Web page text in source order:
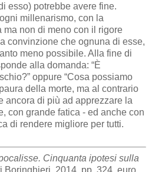
esso) potrebbe avere fine.
millenarismo, con la
ma non di meno con il rigore
convinzione che ognuna di esse,
meno possibile. Alla fine di
alla domanda: “È
oppure “Cosa possiamo
della morte, ma al contrario
ancora di più ad apprezzare la
con grande fatica - ed anche con
di rendere migliore per tutti.
Cinquanta ipotesi sulla
Boringhieri, 2014, pp. 324, euro